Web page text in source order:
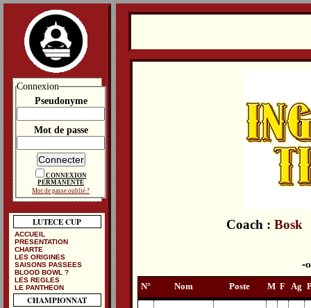
Coach : Bosk
N° Nom Poste M F Ag
Connexion
Pseudonyme
Mot de passe
CONNEXION
PERMANENTE
Mot de passe oublié ?
LUTECE CUP
ACCUEIL
PRESENTATION
CHARTE
LES ORIGINES
SAISONS PASSEES
BLOOD BOWL ?
LES REGLES
LE PANTHEON
CHAMPIONNAT